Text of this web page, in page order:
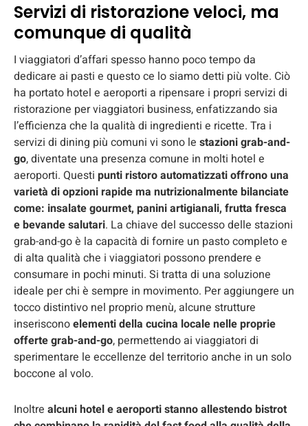
Servizi di ristorazione veloci, ma
comunque di qualità
I viaggiatori d’affari spesso hanno poco tempo da
dedicare ai pasti e questo ce lo siamo detti più volte. Ciò
ha portato hotel e aeroporti a ripensare i propri servizi di
ristorazione per viaggiatori business, enfatizzando sia
l’efficienza che la qualità di ingredienti e ricette. Tra i
servizi di dining più comuni vi sono le stazioni grab-and-
go, diventate una presenza comune in molti hotel e
aeroporti. Questi punti ristoro automatizzati offrono una
varietà di opzioni rapide ma nutrizionalmente bilanciate
come: insalate gourmet, panini artigianali, frutta fresca
e bevande salutari. La chiave del successo delle stazioni
grab-and-go è la capacità di fornire un pasto completo e
di alta qualità che i viaggiatori possono prendere e
consumare in pochi minuti. Si tratta di una soluzione
ideale per chi è sempre in movimento. Per aggiungere un
tocco distintivo nel proprio menù, alcune strutture
inserisconoelementi della cucina locale nelle proprie
offerte grab-and-go, permettendo ai viaggiatori di
sperimentare le eccellenze del territorio anche in un solo
boccone al volo.
Inoltre alcuni hotel e aeroporti stanno allestendo bistrot